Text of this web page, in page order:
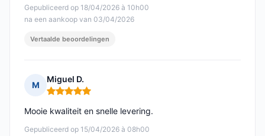
Gepubliceerd op 18/04/2026 à 10h00
na een aankoop van 03/04/2026
Vertaalde beoordelingen
M
Miguel D.
Opmerking: 5 van 5
Gepubliceerd op 15/04/2026 à 08h00
Mooie kwaliteit en snelle levering.